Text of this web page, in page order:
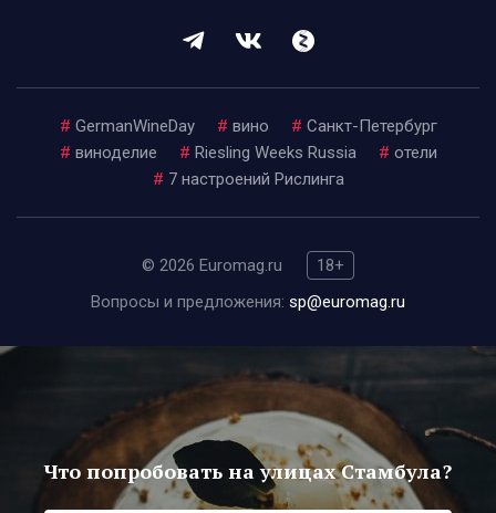
# GermanWineDay # вино # Санкт-Петербург
# виноделие # Riesling Weeks Russia # отели
# 7 настроений Рислинга
© 2026 Euromag.ru
18+
Вопросы и предложения: sp@euromag.ru
Что попробовать на улицах Стамбула?